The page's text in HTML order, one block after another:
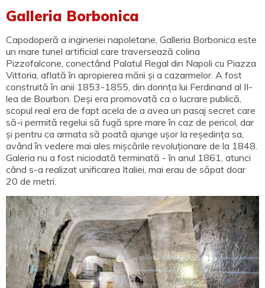
Galleria Borbonica
Capodoperă a ingineriei napoletane, Galleria Borbonica este
un mare tunel artificial care traversează colina
Pizzofalcone, conectând Palatul Regal din Napoli cu Piazza
Vittoria, aflată în apropierea mării și a cazarmelor. A fost
construită în anii 1853-1855, din dorința lui Ferdinand al II-
lea de Bourbon. Deși era promovată ca o lucrare publică,
scopul real era de fapt acela de a avea un pasaj secret care
să-i permită regelui să fugă spre mare în caz de pericol, dar
și pentru ca armata să poată ajunge ușor la reședința sa,
având în vedere mai ales mișcările revoluționare de la 1848.
Galeria nu a fost niciodată terminată - în anul 1861, atunci
când s-a realizat unificarea Italiei, mai erau de săpat doar
20 de metri.